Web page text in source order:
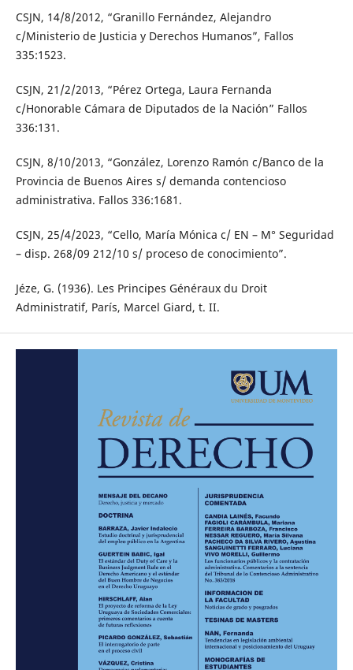
CSJN, 14/8/2012, “Granillo Fernández, Alejandro
c/Ministerio de Justicia y Derechos Humanos”, Fallos
335:1523.
CSJN, 21/2/2013, “Pérez Ortega, Laura Fernanda
c/Honorable Cámara de Diputados de la Nación” Fallos
336:131.
CSJN, 8/10/2013, “González, Lorenzo Ramón c/Banco de la
Provincia de Buenos Aires s/ demanda contencioso
administrativa. Fallos 336:1681.
CSJN, 25/4/2023, “Cello, María Mónica c/ EN – M° Seguridad
– disp. 268/09 212/10 s/ proceso de conocimiento”.
Jéze, G. (1936). Les Principes Généraux du Droit
Administratif, París, Marcel Giard, t. II.